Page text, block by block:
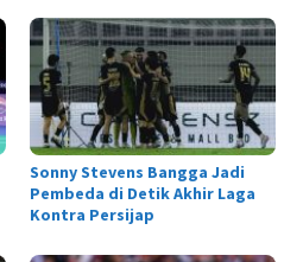
Sonny Stevens Bangga Jadi
Pembeda di Detik Akhir Laga
Kontra Persijap